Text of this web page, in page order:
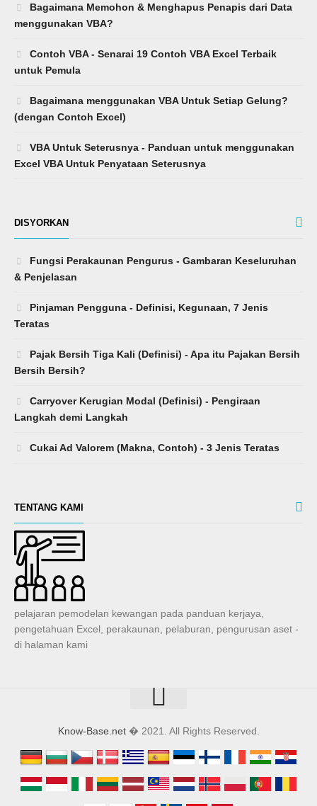
Bagaimana Memohon & Menghapus Penapis dari Data
menggunakan VBA?
Contoh VBA - Senarai 19 Contoh VBA Excel Terbaik
untuk Pemula
Bagaimana menggunakan VBA Untuk Setiap Gelung?
(dengan Contoh Excel)
VBA Untuk Seterusnya - Panduan untuk menggunakan
Excel VBA Untuk Penyataan Seterusnya
DISYORKAN
Fungsi Perakaunan Pengurus - Gambaran Keseluruhan
& Penjelasan
Pinjaman Pengguna - Definisi, Kegunaan, 7 Jenis
Teratas
Pajak Bersih Tiga Kali (Definisi) - Apa itu Pajakan Bersih
Bersih Bersih?
Carryover Kerugian Modal (Definisi) - Pengiraan
Langkah demi Langkah
Cukai Ad Valorem (Makna, Contoh) - 3 Jenis Teratas
TENTANG KAMI
pelajaran pemodelan kewangan pada panduan kerjaya,
pengetahuan Excel, perakaunan, pelaburan, pengurusan aset -
di halaman kami
Know-Base.net� 2021. All Rights Reserved.